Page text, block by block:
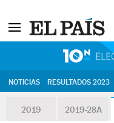
NOTICIAS RESULTADOS 2023
2019 2019-28A